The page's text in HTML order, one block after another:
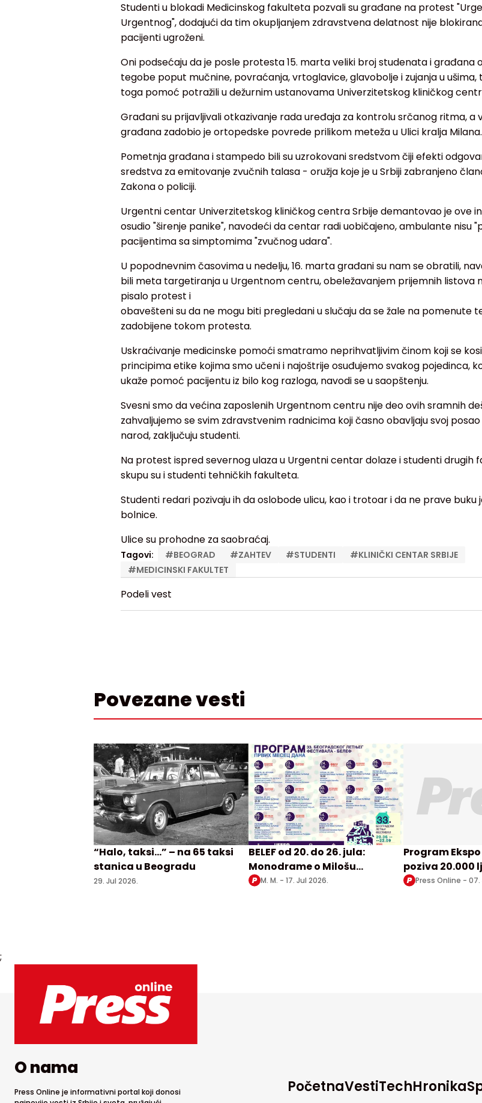
Studenti u blokadi Medicinskog fakulteta pozvali su građane na protest
Urgentnog", dodajući da tim okupljanjem zdravstvena delatnost nije
pacijenti ugroženi.
Oni podsećaju da je posle protesta 15. marta veliki broj studenata i građana
tegobe poput mučnine, povraćanja, vrtoglavice, glavobolje i zujanja u ušima,
toga pomoć potražili u dežurnim ustanovama Univerzitetskog kliničkog
Građani su prijavljivali otkazivanje rada uređaja za kontrolu srčanog ritma, a
građana zadobio je ortopedske povrede prilikom meteža u Ulici kralja Milana.
Pometnja građana i stampedo bili su uzrokovani sredstvom čiji efekti
sredstva za emitovanje zvučnih talasa - oružja koje je u Srbiji zabranjeno
Zakona o policiji.
Urgentni centar Univerzitetskog kliničkog centra Srbije demantovao je ove
osudio "širenje panike", navodeći da centar radi uobičajeno, ambulante nisu
pacijentima sa simptomima "zvučnog udara".
U popodnevnim časovima u nedelju, 16. marta građani su nam se obratili,
bili meta targetiranja u Urgentnom centru, obeležavanjem prijemnih listova
pisalo protest i
obavešteni su da ne mogu biti pregledani u slučaju da se žale na pomenute
zadobijene tokom protesta.
Uskraćivanje medicinske pomoći smatramo neprihvatljivim činom koji se
principima etike kojima smo učeni i najoštrije osuđujemo svakog pojedinca,
ukaže pomoć pacijentu iz bilo kog razloga, navodi se u saopštenju.
Svesni smo da većina zaposlenih Urgentnom centru nije deo ovih sramnih
zahvaljujemo se svim zdravstvenim radnicima koji časno obavljaju svoj posao
narod, zaključuju studenti.
Na protest ispred severnog ulaza u Urgentni centar dolaze i studenti drugih
skupu su i studenti tehničkih fakulteta.
Studenti redari pozivaju ih da oslobode ulicu, kao i trotoar i da ne prave buku
bolnice.
Ulice su prohodne za saobraćaj.
Tagovi: #BEOGRAD #ZAHTEV #STUDENTI #KLINIČKI CENTAR SRBIJE
#MEDICINSKI FAKULTET
Podeli vest
Povezane vesti
“Halo, taksi…” – na 65 taksi
stanica u Beogradu
29. Jul 2026.
BELEF od 20. do 26. jula:
Monodrame o Milošu
Obrenoviću i Milunki Savić,
M. M. - 17. Jul 2026.
Program
poziva 20.000
postanu deo
Press Online - 07.
;
O nama
Press Online je informativni portal koji donosi
PočetnaVestiTechHronika